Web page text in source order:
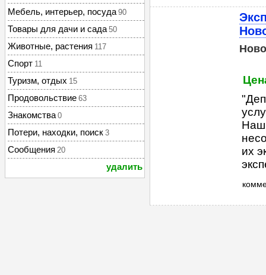
Мебель, интерьер, посуда 90
Товары для дачи и сада 50
Животные, растения 117
Спорт 11
Туризм, отдых 15
Продовольствие 63
Знакомства 0
Потери, находки, поиск 3
Сообщения 20
удалить
их